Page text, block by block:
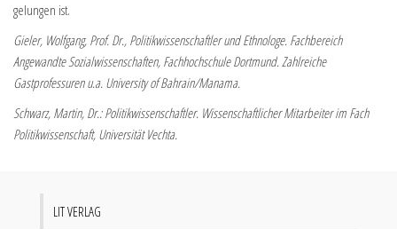
gelungen ist.
Gieler, Wolfgang, Prof. Dr., Politikwissenschaftler und Ethnologe. Fachbereich
Angewandte Sozialwissenschaften, Fachhochschule Dortmund. Zahlreiche
Gastprofessuren u.a. University of Bahrain/Manama.
Schwarz, Martin, Dr.: Politikwissenschaftler. Wissenschaftlicher Mitarbeiter im Fach
Politikwissenschaft, Universität Vechta.
LIT VERLAG